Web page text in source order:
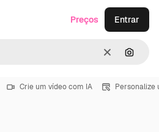
Limpar
Preços Entrar
Crie um vídeo com IA Personalize